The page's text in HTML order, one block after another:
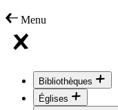
Menu
Bibliothèques
Églises